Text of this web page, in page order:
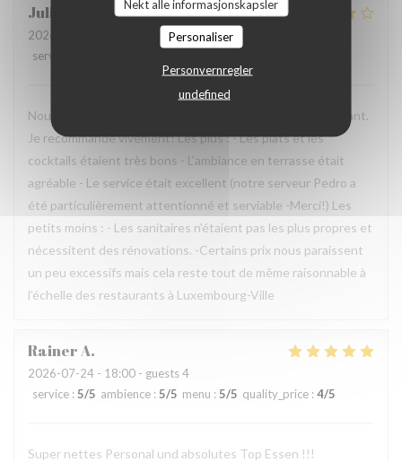
Nekt alle informasjonskapsler
Personaliser
Personvernregler
undefined
Juliana
2026-07-24
- 18:45 - guests 3
service
Nous avons passé une excellent moment dans ce restaurant.
Je recommande vivement! Les plus : - Les plats et les
cocktails étaient très bons - L'ambiance en terrasse était
agréable - Le service était excellent (notre serveur Pedro a
été particulièrement attentionné et serviable -Merci!) Les
petits moins : - Les sanitaires n'étaient pas les plus propres et
nécessitent des rénovations. -Certains prix nous paraissent
un peu excessifs mais cela reste tout de même raisonnable à
l'échelle des restaurants à Luxembourg-Ville
RainerA
2026-07-24 - 18:00 - guests 4
service : 5/5 ambience : 5/5 menu : 5/5 quality_price : 4/5
Super nettes Personal und absolutes Top Essen !!!